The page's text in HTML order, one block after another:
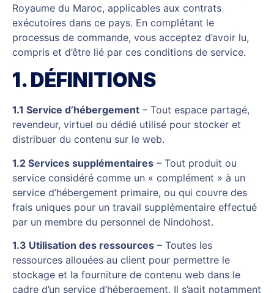
Royaume du Maroc, applicables aux contrats
exécutoires dans ce pays. En complétant le
processus de commande, vous acceptez d’avoir lu,
compris et d’être lié par ces conditions de service.
1. DÉFINITIONS
1.1 Service d’hébergement – Tout espace partagé,
revendeur, virtuel ou dédié utilisé pour stocker et
distribuer du contenu sur le web.
1.2 Services supplémentaires – Tout produit ou
service considéré comme un « complément » à un
service d’hébergement primaire, ou qui couvre des
frais uniques pour un travail supplémentaire effectué
par un membre du personnel de Nindohost.
1.3 Utilisation des ressources – Toutes les
ressources allouées au client pour permettre le
stockage et la fourniture de contenu web dans le
cadre d’un service d’hébergement. Il s’agit notamment